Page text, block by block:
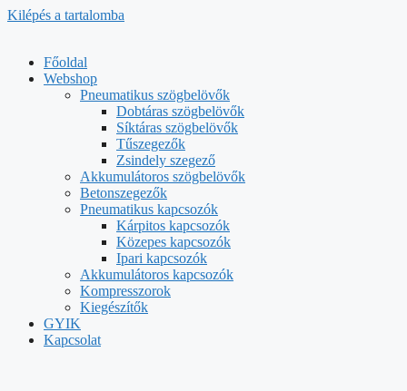
Kilépés a tartalomba
Főoldal
Webshop
Pneumatikus szögbelövők
Dobtáras szögbelövők
Síktáras szögbelövők
Tűszegezők
Zsindely szegező
Akkumulátoros szögbelövők
Betonszegezők
Pneumatikus kapcsozók
Kárpitos kapcsozók
Közepes kapcsozók
Ipari kapcsozók
Akkumulátoros kapcsozók
Kompresszorok
Kiegészítők
GYIK
Kapcsolat